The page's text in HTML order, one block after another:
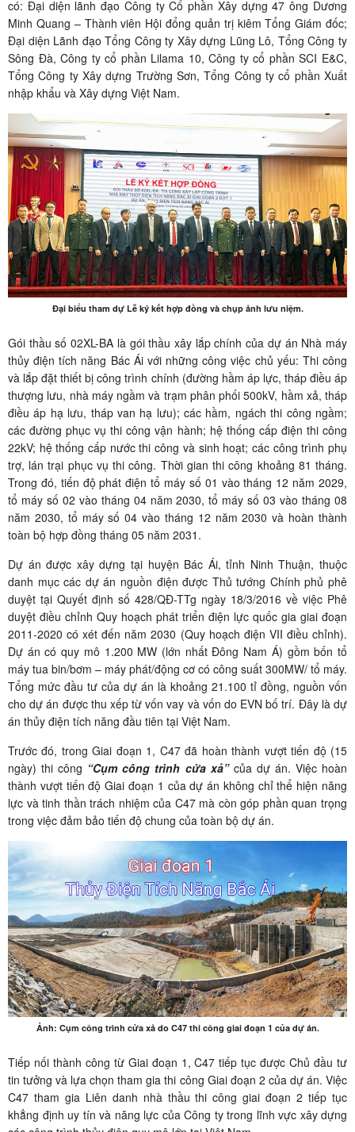
có: Đại diện lãnh đạo Công ty Cổ phần Xây dựng 47 ông Dương
Minh Quang – Thành viên Hội đổng quản trị kiêm Tổng Giám đốc;
Đại diện Lãnh đạo Tổng Công ty Xây dựng Lũng Lô, Tổng Công ty
Sông Đà, Công ty cổ phần Lilama 10, Công ty cổ phần SCI E&C,
Tổng Công ty Xây dựng Trường Sơn, Tổng Công ty cổ phần Xuất
nhập khẩu và Xây dựng Việt Nam.
Đại biểu tham dự Lễ ký kết hợp đồng và chụp ảnh lưu niệm.
Gói thầu số 02XL-BA là gói thầu xây lắp chính của dự án Nhà máy
thủy điện tích năng Bác Ái với những công việc chủ yếu: Thi công
và lắp đặt thiết bị công trình chính (đường hầm áp lực, tháp điều áp
thượng lưu, nhà máy ngầm và trạm phân phối 500kV, hầm xả, tháp
điều áp hạ lưu, tháp van hạ lưu); các hầm, ngách thi công ngầm;
các đường phục vụ thi công vận hành; hệ thống cấp điện thi công
22kV; hệ thống cấp nước thi công và sinh hoạt; các công trình phụ
trợ, lán trại phục vụ thi công. Thời gian thi công khoảng 81 tháng.
Trong đó, tiến độ phát điện tổ máy số 01 vào tháng 12 năm 2029,
tổ máy số 02 vào tháng 04 năm 2030, tổ máy số 03 vào tháng 08
năm 2030, tổ máy số 04 vào tháng 12 năm 2030 và hoàn thành
toàn bộ hợp đồng tháng 05 năm 2031.
Dự án được xây dựng tại huyện Bác Ái, tỉnh Ninh Thuận, thuộc
danh mục các dự án nguồn điện được Thủ tướng Chính phủ phê
duyệt tại Quyết định số 428/QĐ-TTg ngày 18/3/2016 về việc Phê
duyệt điều chỉnh Quy hoạch phát triển điện lực quốc gia giai đoạn
2011-2020 có xét đến năm 2030 (Quy hoạch điện VII điều chỉnh).
Dự án có quy mô 1.200 MW (lớn nhất Đông Nam Á) gồm bốn tổ
máy tua bin/bơm – máy phát/động cơ có công suất 300MW/ tổ máy.
Tổng mức đầu tư của dự án là khoảng 21.100 tỉ đồng, nguồn vốn
cho dự án được thu xếp từ vốn vay và vốn do EVN bố trí. Đây là dự
án thủy điện tích năng đầu tiên tại Việt Nam.
Trước đó, trong Giai đoạn 1, C47 đã hoàn thành vượt tiến độ (15
ngày) thi công “Cụm công trình cửa xả”của dự án. Việc hoàn
thành vượt tiến độ Giai đoạn 1 của dự án không chỉ thể hiện năng
lực và tinh thần trách nhiệm của C47 mà còn góp phần quan trọng
trong việc đảm bảo tiến độ chung của toàn bộ dự án.
Ảnh: Cụm công trình cửa xả do C47 thi công giai đoạn 1 của dự án.
Tiếp nối thành công từ Giai đoạn 1, C47 tiếp tục được Chủ đầu tư
tin tưởng và lựa chọn tham gia thi công Giai đoạn 2 của dự án. Việc
C47 tham gia Liên danh nhà thầu thi công giai đoạn 2 tiếp tục
khẳng định uy tín và năng lực của Công ty trong lĩnh vực xây dựng